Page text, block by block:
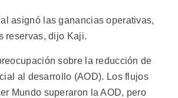
asignó las ganancias operativas,
reservas, dijo Kaji.
sobre la reducción de
al desarrollo (AOD). Los flujos
Mundo superaron la AOD, pero